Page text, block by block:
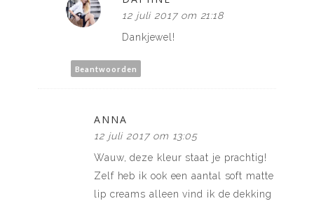
12 juli 2017 om 21:18
Dankjewel!
Beantwoorden
ANNA
12 juli 2017 om 13:05
Wauw, deze kleur staat je prachtig!
Zelf heb ik ook een aantal soft matte
lip creams alleen vind ik de dekking